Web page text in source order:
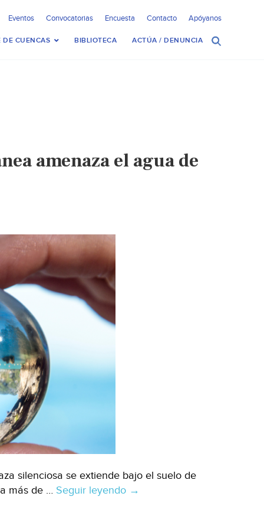
Eventos Convocatorias Encuesta Contacto Apóyanos
DE CUENCAS BIBLIOTECA ACTÚA / DENUNCIA
amenaza el agua de
silenciosa se extiende bajo el suelo de
más de … Seguir leyendo Mundo
→